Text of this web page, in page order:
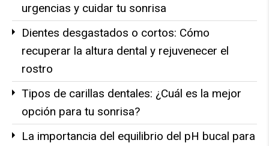
urgencias y cuidar tu sonrisa
Dientes desgastados o cortos: Cómo
recuperar la altura dental y rejuvenecer el
rostro
Tipos de carillas dentales: ¿Cuál es la mejor
opción para tu sonrisa?
La importancia del equilibrio del pH bucal para